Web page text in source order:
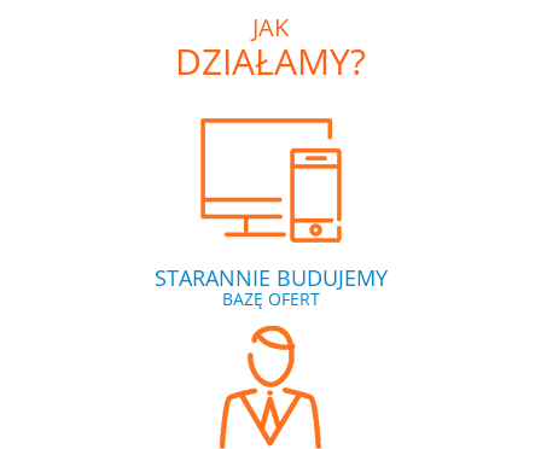
JAK
DZIAŁAMY?
STARANNIE BUDUJEMY
BAZĘ OFERT